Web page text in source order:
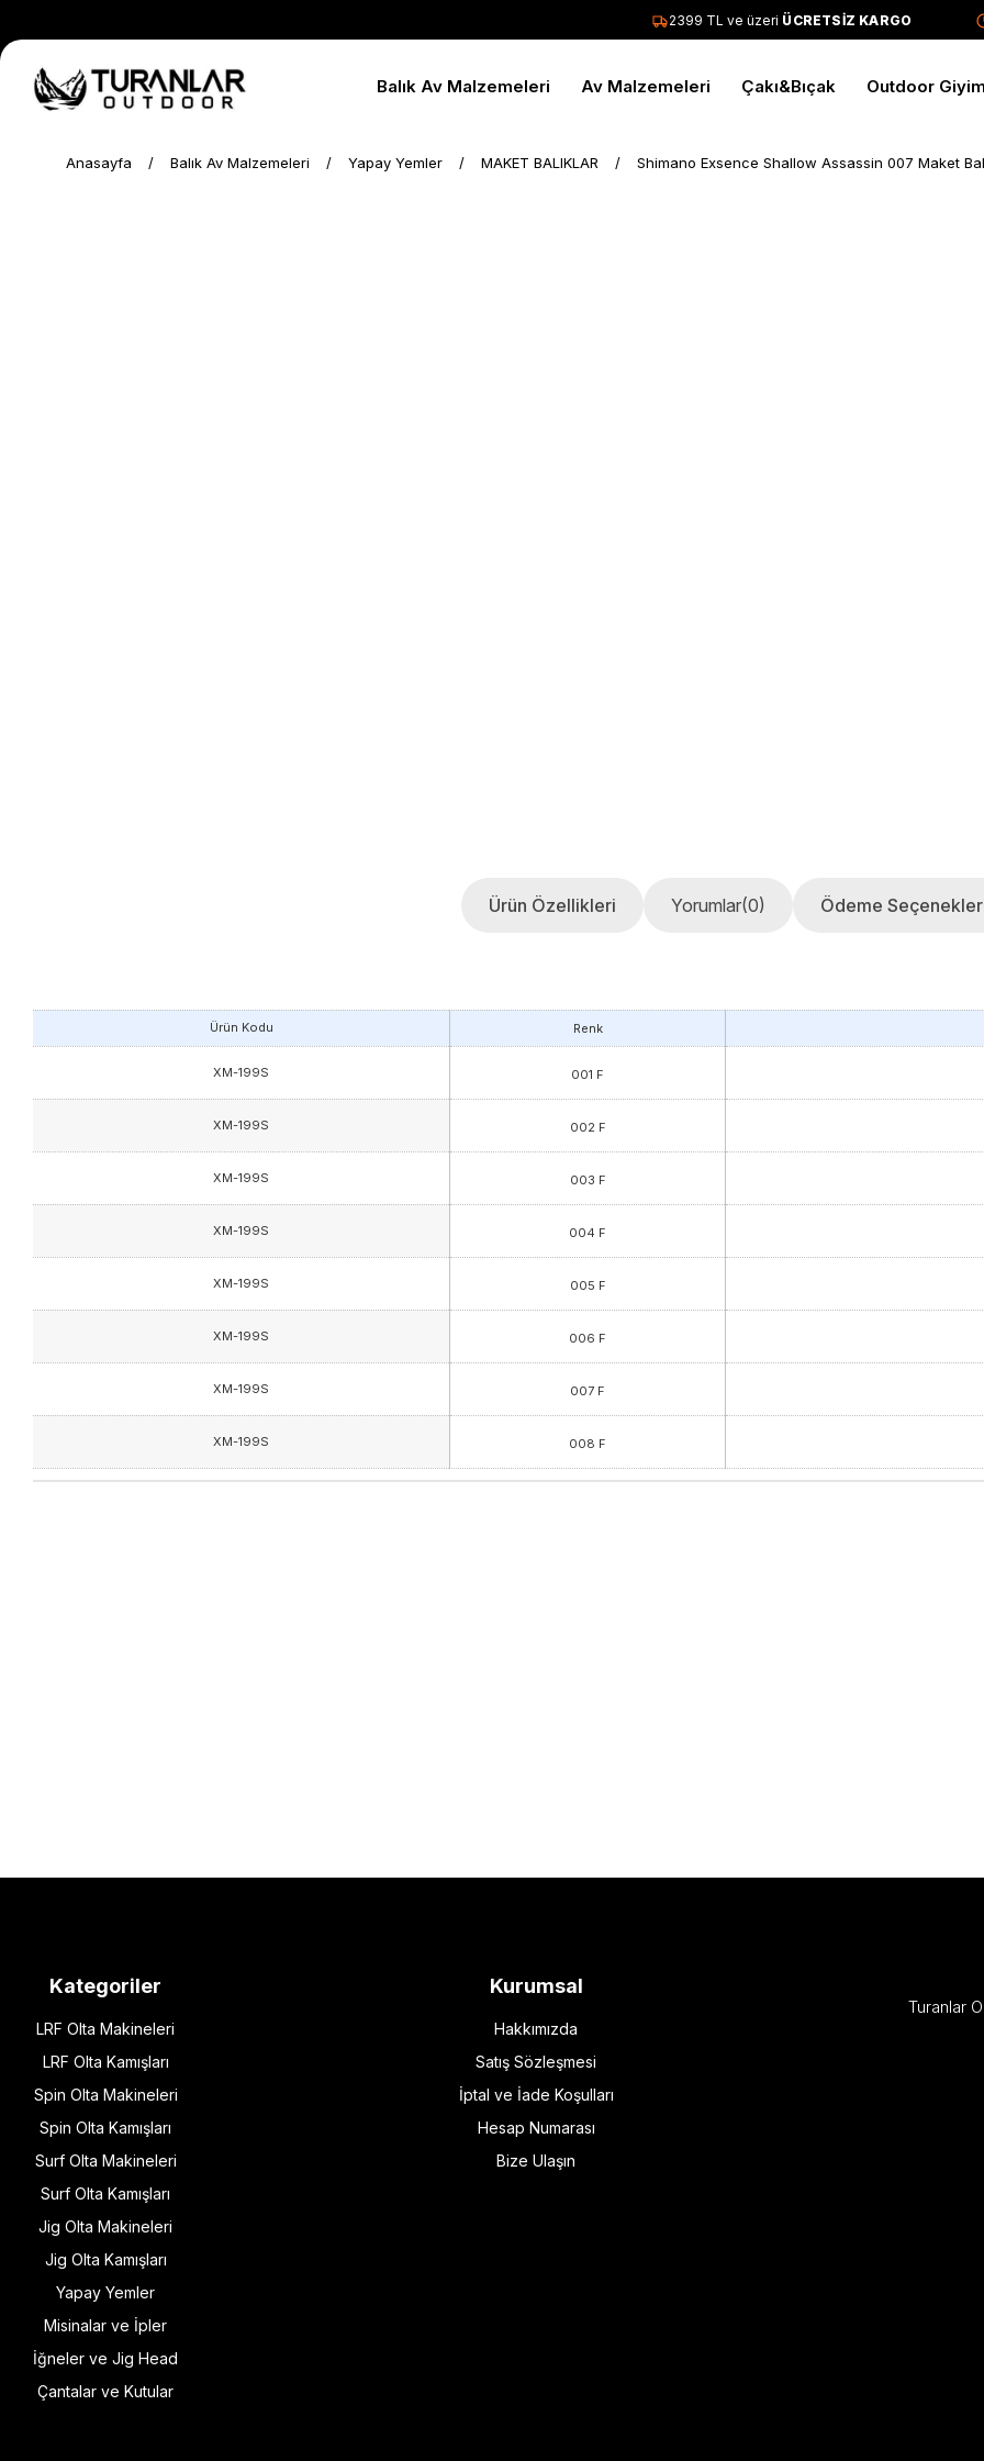
2399 TL ve üzeriÜCRETSİZ KARGO
Balık Av Malzemeleri Av Malzemeleri Çakı&Bıçak Outdoor
Anasayfa Balık Av Malzemeleri Yapay Yemler MAKET BALIKLAR Shimano Exsence Shallow Assassin 007 Maket
Ürün Özellikleri Yorumlar(0) Ödeme
Ürün Kodu Renk
XM-199S 001 F
XM-199S 002 F
XM-199S 003 F
XM-199S 004 F
XM-199S 005 F
XM-199S 006 F
XM-199S 007 F
XM-199S 008 F
Kategoriler
LRF Olta Makineleri
LRF Olta Kamışları
Spin Olta Makineleri
Spin Olta Kamışları
Surf Olta Makineleri
Surf Olta Kamışları
Jig Olta Makineleri
Jig Olta Kamışları
Yapay Yemler
Misinalar ve İpler
İğneler ve Jig Head
Çantalar ve Kutular
Kurumsal
Hakkımızda
Satış Sözleşmesi
İptal ve İade Koşulları
Hesap Numarası
Bize Ulaşın
Turanlar